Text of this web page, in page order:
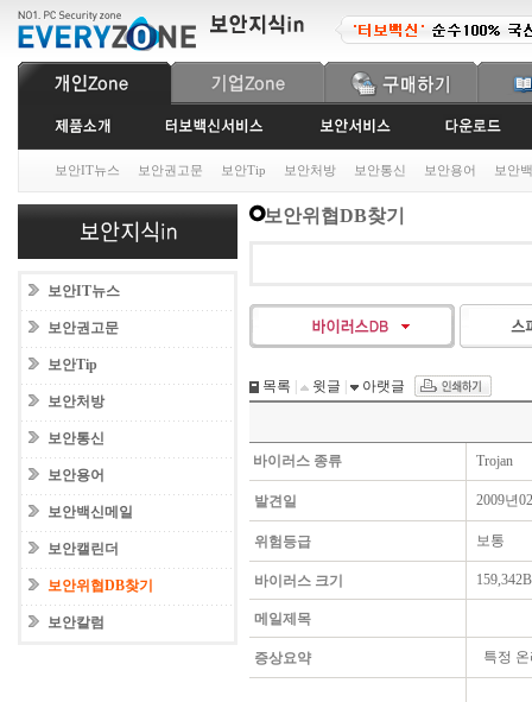
보안IT뉴스 보안권고문 보안Tip 보안처방 보안통신 보안용어 보안
보안IT뉴스
보안권고문
보안Tip
보안처방
보안통신
보안용어
보안백신메일
보안캘린더
보안위협DB찾기
보안칼럼
보안위협DB찾기
목록 윗글 아랫글
바이러스 종류 Trojan
발견일 2009년
위험등급 보통
바이러스 크기
메일제목
증상요약 특정